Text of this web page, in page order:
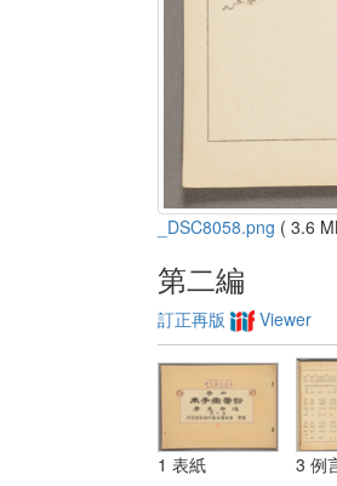
_DSC8058.png ( 3.6
第二編
訂正再版 Viewer
1 表紙 3 例